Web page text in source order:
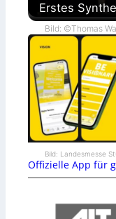
Erstes
Bild: ©Thomas
Bild: Landesmesse
Offizielle App für